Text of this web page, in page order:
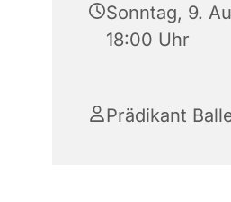
Sonntag, 9.
18:00 Uhr
Prädikant